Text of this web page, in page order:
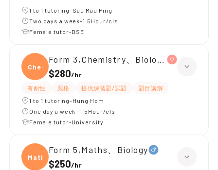
1 to 1 tutoring-Sau Mau Ping
Two days a week-1.5Hour/cls
Female tutor-DSE
Chemi
Form 3,Chemistry、Biology、Physics
$280/hr
有耐性 嚴格 提供練習題/試題
題目講解
1 to 1 tutoring-Hung Hom
One day a week -1.5Hour/cls
Female tutor-University
Maths
Form 5,Maths、Biology
$250/hr